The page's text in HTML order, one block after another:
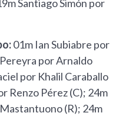
Santiago Simón por
01m Ian Subiabre por
por Arnaldo
por Khalil Caraballo
Renzo Pérez (C); 24m
(R); 24m